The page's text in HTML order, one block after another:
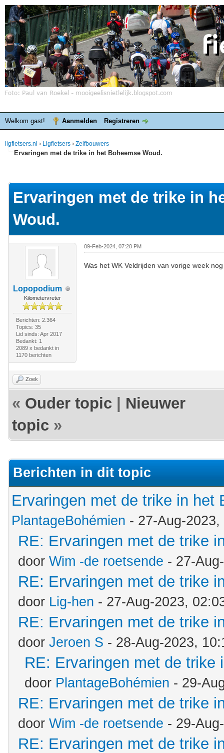
Welkom gast! Aanmelden Registreren
ligfietsers.nl › Ligfietsers › Zelfbouwers
Ervaringen met de trike in het Boheemse Woud.
Ervaringen met de trike in
Woud.
Lopopodium
Kilometervreter
Berichten: 2.364
Topics: 35
Lid sinds: Apr 2017
Bedankt: 1
2089 x bedankt in
1170 berichten
09-Feb-2024, 07:20 PM
Was het WK Veldrijden van vorige week
Zoek
« Ouder topic
Nieuwer
topic »
Berichten in dit topic
Ervaringen met de trike in het
PlantageBohémien - 27-Aug-2023,
RE: Ervaringen met de trike
door Wim -de roetsende - 27-
RE: Ervaringen met de trike
door Lig-hen - 27-Aug-2023,
RE: Ervaringen met de trike
door Jeroen S - 28-Aug-2023,
RE: Ervaringen met de trike
door PlantageBohémien - 29-
RE: Ervaringen met de trike
door Wim -de roetsende - 29-
RE: Ervaringen met de trike